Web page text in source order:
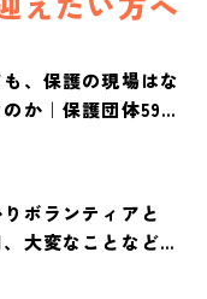
、保護の現場はな
か｜保護団体59団
護犬・保護猫白書
りボランティアと
大変なことなど紹